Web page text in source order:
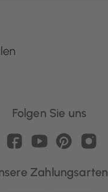
Folgen Sie uns
Zahlungsarten